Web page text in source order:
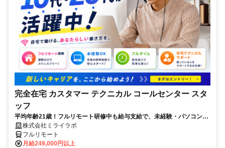
完全在宅 カスタマー テクニカル コールセンター スタ
ッフ
平均年齢21歳！フルリモート研修中も給与支給で、未経験・パソコンス
キルゼロからOK！パソコン貸出＆ノルマなし！
株式会社ミライラボ
フルリモート
月給249,000円以上